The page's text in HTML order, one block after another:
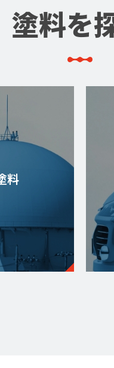
塗料を
料